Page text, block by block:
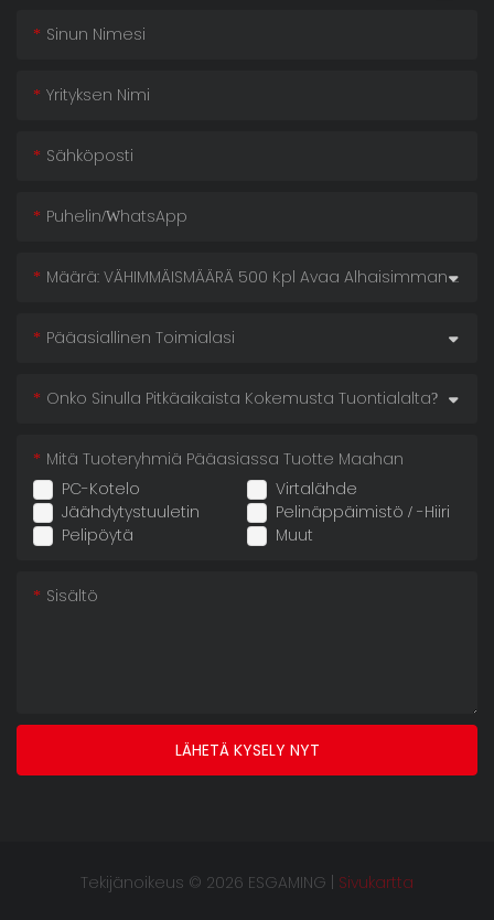
Sinun Nimesi
Yrityksen Nimi
Sähköposti
Puhelin/WhatsApp
Määrä: VÄHIMMÄISMÄÄRÄ 500 Kpl Avaa Alhaisimman Hintamme!
Pääasiallinen Toimialasi
Onko Sinulla Pitkäaikaista Kokemusta Tuontialalta?
PC-Kotelo
Virtalähde
Jäähdytystuuletin
Pelinäppäimistö / -hiiri
Pelipöytä
Muut
Mitä Tuoteryhmiä Pääasiassa Tuotte Maahan
Sisältö
LÄHETÄ KYSELY NYT
Tekijänoikeus © 2026 ESGAMING | Sivukartta